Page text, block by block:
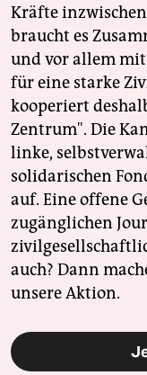
Kräfte
braucht es
und vor allem mit
für eine starke
kooperiert
Zentrum". Die
linke,
solidarischen
auf. Eine offene
zugänglichen
auch? Dann
unsere Aktion.